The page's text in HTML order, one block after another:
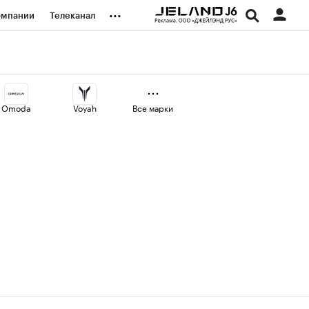
Телеканал ...
Omoda Voyah Все марки